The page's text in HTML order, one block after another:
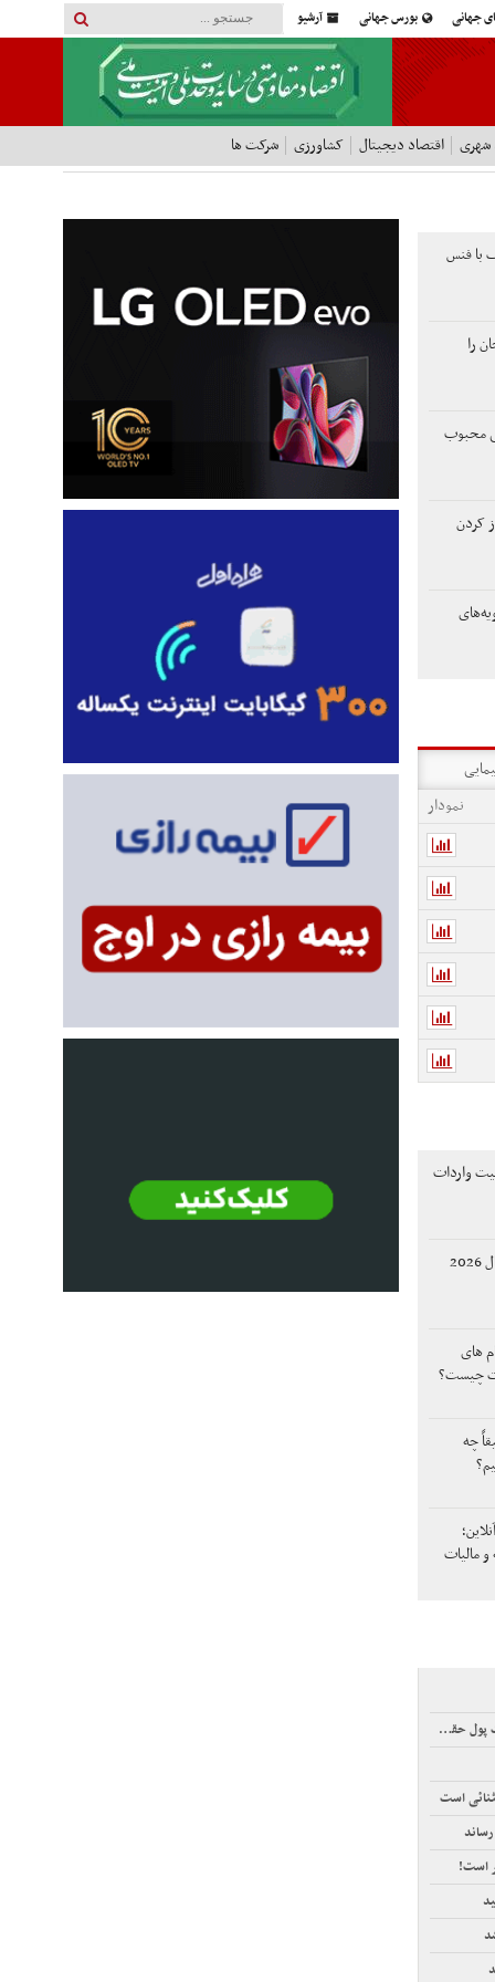
جهانی بورس جهانی آرشیو
شهری اقتصاد دیجیتال کشاورزی شرکت ها
با فنس
را
محبوب
کردن
نمودار
واردات
چگونه به بهترین تریدر سال 2026
های
چیست؟
چه
مالیات
است
است!